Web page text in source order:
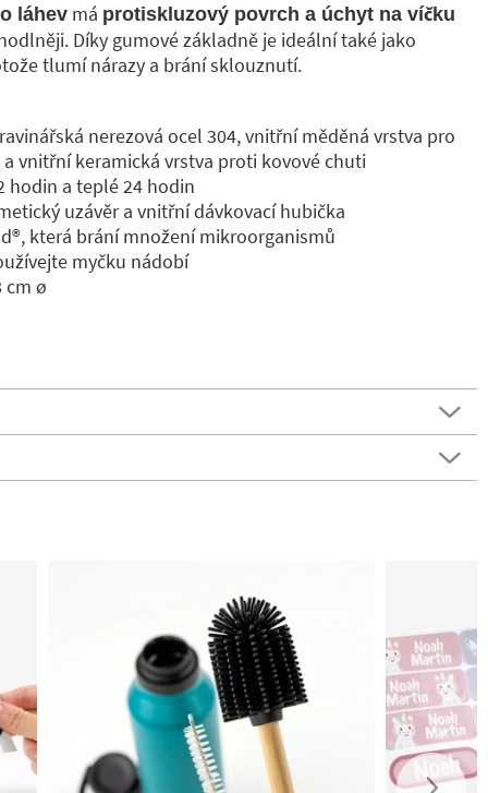
láhev má protiskluzový povrch a úchyt na víčku
Díky gumové základně je ideální také jako
tlumí nárazy a brání sklouznutí.
nerezová ocel 304, vnitřní měděná vrstva pro
vnitřní keramická vrstva proti kovové chuti
hodin a teplé 24 hodin
uzávěr a vnitřní dávkovací hubička
která brání množení mikroorganismů
myčku nádobí
cm ø